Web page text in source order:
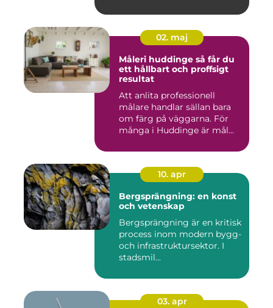
02. maj
Måleri huddinge så får du
ett hållbart och proffsigt
resultat
Att anlita professionell
målare handlar sällan bara
om färg på väggarna. För
många i Huddinge är mål...
10. apr
Bergsprängning: en konst
och vetenskap
Bergsprängning är en kritisk
process inom modern bygg-
och infrastruktursektor. I
stadsmil...
03. apr